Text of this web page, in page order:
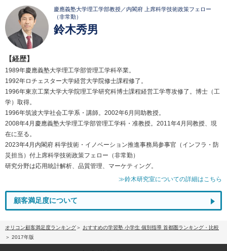
慶應義塾大学理工学部教授／内閣府 上席科学技術政策フェロー
（非常勤）
鈴木秀男
【経歴】
1989年慶應義塾大学理工学部管理工学科卒業。
1992年ロチェスター大学経営大学院修士課程修了。
1996年東京工業大学大学院理工学研究科博士課程経営工学専攻修了。博士（工
学）取得。
1996年筑波大学社会工学系・講師。2002年6月同助教授。
2008年4月慶應義塾大学理工学部管理工学科・准教授。2011年4月同教授、現
在に至る。
2023年4月内閣府 科学技術・イノベーション推進事務局参事官（インフラ・防
災担当）付上席科学技術政策フェロー（非常勤）
研究分野は応用統計解析、品質管理、マーケティング。
≫鈴木研究室についての詳細はこちら
顧客満足度について
オリコン顧客満足度ランキング
おすすめの学習塾 小学生 個別指導 首都圏ランキング・比較
2017年版